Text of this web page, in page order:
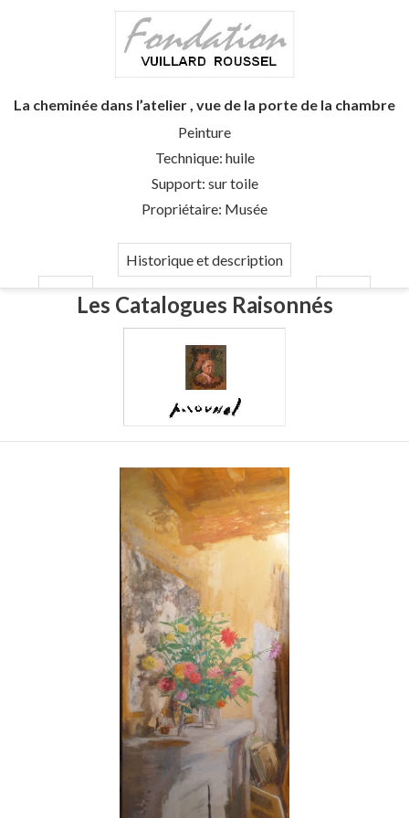
La cheminée dans l’atelier , vue de la porte de la chambre
Peinture
Technique: huile
Support: sur toile
Propriétaire: Musée
Historique et description
Les Catalogues Raisonnés